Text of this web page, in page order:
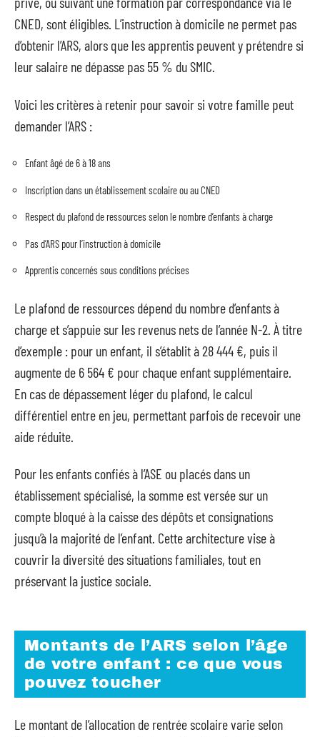
CNED, sont éligibles. L’instruction à domicile ne permet pas
d’obtenir l’ARS, alors que les apprentis peuvent y prétendre si
leur salaire ne dépasse pas 55 % du SMIC.
Voici les critères à retenir pour savoir si votre famille peut
demander l’ARS :
Enfant âgé de 6 à 18 ans
Inscription dans un établissement scolaire ou au CNED
Respect du plafond de ressources selon le nombre d’enfants à charge
Pas d’ARS pour l’instruction à domicile
Apprentis concernés sous conditions précises
Le plafond de ressources dépend du nombre d’enfants à
charge et s’appuie sur les revenus nets de l’année N-2. À titre
d’exemple : pour un enfant, il s’établit à 28 444 €, puis il
augmente de 6 564 € pour chaque enfant supplémentaire.
En cas de dépassement léger du plafond, le calcul
différentiel entre en jeu, permettant parfois de recevoir une
aide réduite.
Pour les enfants confiés à l’ASE ou placés dans un
établissement spécialisé, la somme est versée sur un
compte bloqué à la caisse des dépôts et consignations
jusqu’à la majorité de l’enfant. Cette architecture vise à
couvrir la diversité des situations familiales, tout en
préservant la justice sociale.
Montants de l’ARS selon l’âge
de votre enfant : ce que vous
pouvez toucher
Le montant de l’allocation de rentrée scolaire varie selon